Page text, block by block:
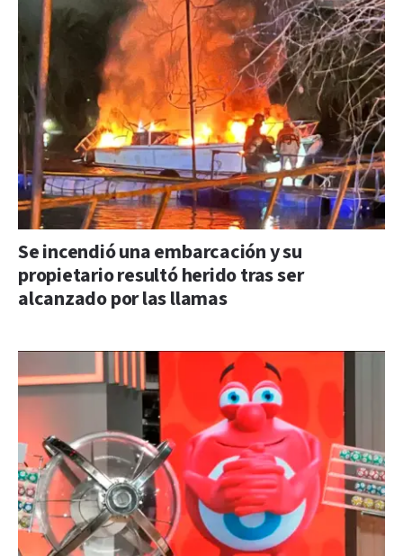
Se incendió una embarcación y su
propietario resultó herido tras ser
alcanzado por las llamas